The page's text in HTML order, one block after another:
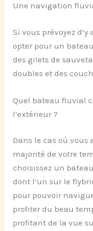
Une navigation
Si vous prévoyez
opter pour un
des gilets de
doubles et des
Quel bateau fluvial
l’extérieur ?
Dans le cas où vous
majorité de votre
choisissez un
dont l’un sur le
pour pouvoir
profiter du beau
profitant de la vue